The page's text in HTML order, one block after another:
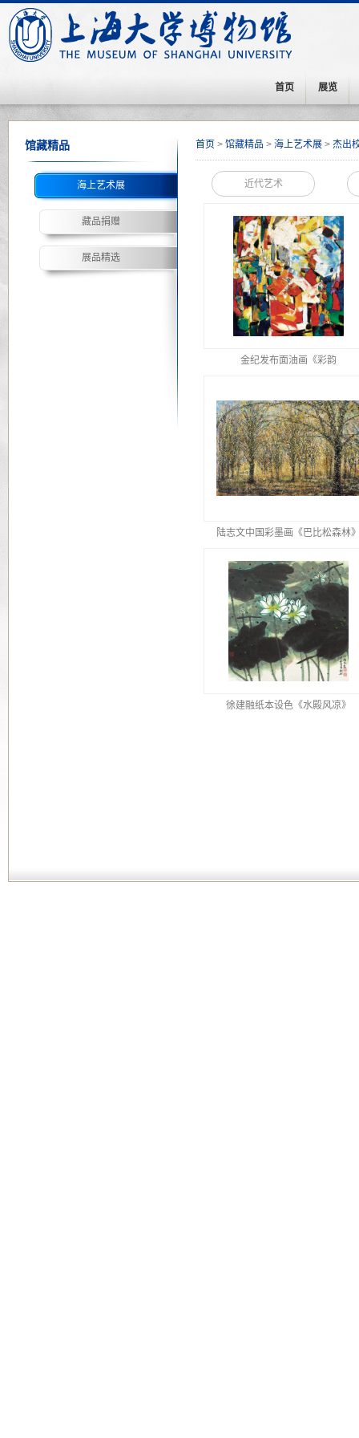
首页 展览
馆藏精品
海上艺术展
藏品捐赠
展品精选
首页 > 馆藏精品 > 海上艺术展 > 杰出
近代艺术
金纪发布面油画《彩韵
陆志文中国彩墨画《巴比松森林
徐建融纸本设色《水殿风凉》